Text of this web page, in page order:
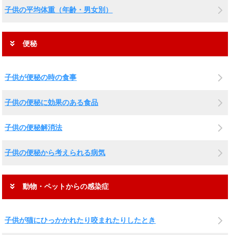
子供の平均体重（年齢・男女別）
便秘
子供が便秘の時の食事
子供の便秘に効果のある食品
子供の便秘解消法
子供の便秘から考えられる病気
動物・ペットからの感染症
子供が猫にひっかかれたり咬まれたりしたとき